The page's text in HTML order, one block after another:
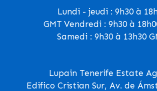
Lundi - jeudi : 9h30 à
GMT Vendredi : 9h30 à
Samedi : 9h30 à 13h30
Lupain Tenerife Estate
Edifico Cristian Sur, Av. de